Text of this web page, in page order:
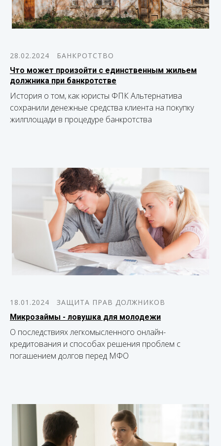
28.02.2024
БАНКРОТСТВО
Что может произойти с единственным жильем
должника при банкротстве
История о том, как юристы ФПК Альтернатива
сохранили денежные средства клиента на покупку
жилплощади в процедуре банкротства
18.01.2024
ЗАЩИТА ПРАВ ДОЛЖНИКОВ
Микрозаймы - ловушка для молодежи
О последствиях легкомысленного онлайн-
кредитования и способах решения проблем с
погашением долгов перед МФО